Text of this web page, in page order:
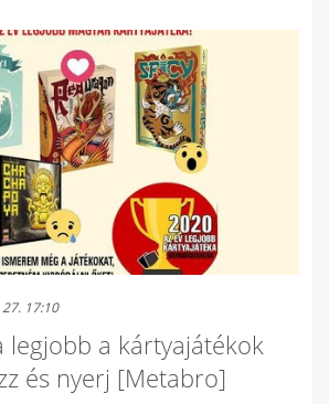
17:10
legjobb a kártyajátékok
és nyerj [Metabro]